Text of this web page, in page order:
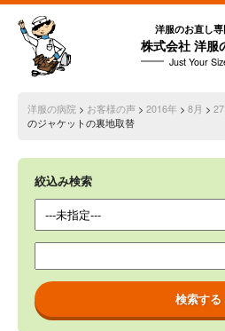
洋服のお直し
株式会社 洋服
Just Your
洋服の病院 > お客様の声> 2016年 > 8月 >
のジャケットの裏地取替
絞込み検索